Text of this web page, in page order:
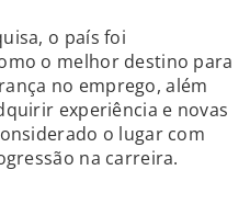
o país foi
o melhor destino para
no emprego, além
experiência e novas
o lugar com
na carreira.